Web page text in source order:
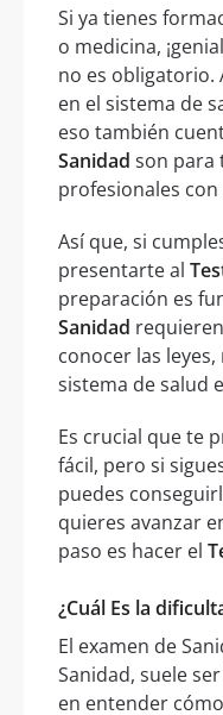
Si ya tienes
o medicina,
no es obligatorio.
en el sistema de
eso también
Sanidad son para
profesionales
Así que, si
presentarte al
preparación es
Sanidad
conocer las
sistema de salud
Es crucial que te
fácil, pero si
puedes
quieres avanzar
paso es hacer el
¿Cuál Es la
El examen de
Sanidad, suele
en entender